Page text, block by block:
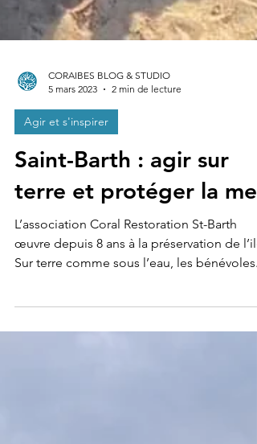
5 mars 2023
Agir et s'inspirer
Saint-Barth : agir sur
terre et protéger la mer
L’association Coral Restoration St-Barth